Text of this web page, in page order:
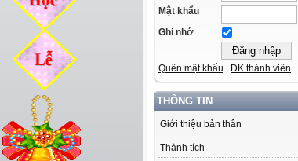
Mật khẩu
Ghi nhớ
Quên mật khẩu ĐK thành viên
THÔNG TIN
Giới thiệu bản thân
Thành tích